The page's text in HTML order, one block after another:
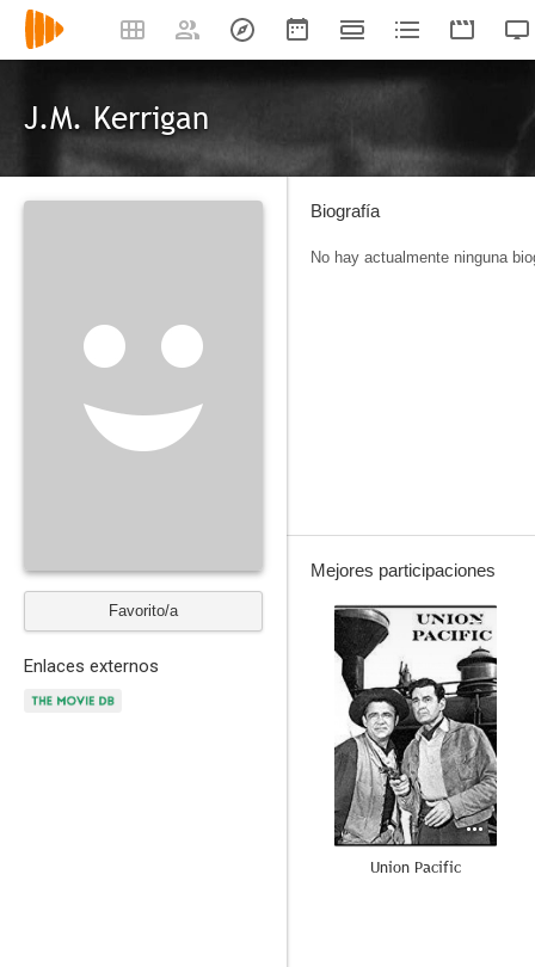
J.M. Kerrigan
Favorito/a
Enlaces externos
Biografía
No hay actualmente ninguna
Mejores participaciones
--
Union Pacific